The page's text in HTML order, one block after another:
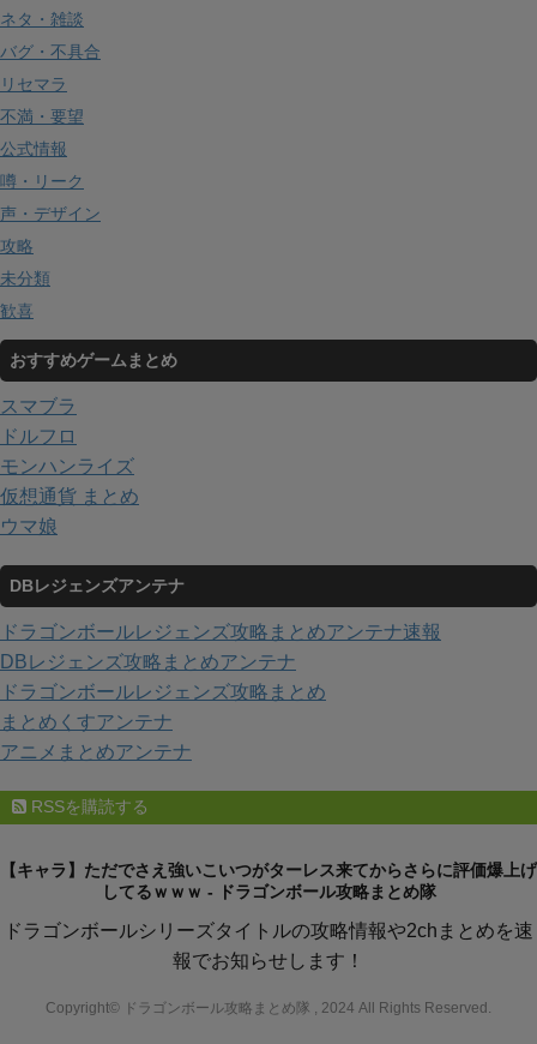
ネタ・雑談
バグ・不具合
リセマラ
不満・要望
公式情報
噂・リーク
声・デザイン
攻略
未分類
歓喜
おすすめゲームまとめ
スマブラ
ドルフロ
モンハンライズ
仮想通貨 まとめ
ウマ娘
DBレジェンズアンテナ
ドラゴンボールレジェンズ攻略まとめアンテナ速報
DBレジェンズ攻略まとめアンテナ
ドラゴンボールレジェンズ攻略まとめ
まとめくすアンテナ
アニメまとめアンテナ
RSSを購読する
【キャラ】ただでさえ強いこいつがターレス来てからさらに評価爆上げ
してるｗｗｗ - ドラゴンボール攻略まとめ隊
ドラゴンボールシリーズタイトルの攻略情報や2chまとめを速
報でお知らせします！
Copyright© ドラゴンボール攻略まとめ隊 , 2024 All Rights Reserved.